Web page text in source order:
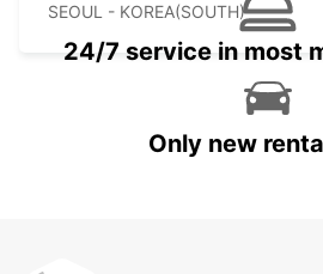
SEOUL - KOREA(SOUTH)
24/7 service in most
Only new